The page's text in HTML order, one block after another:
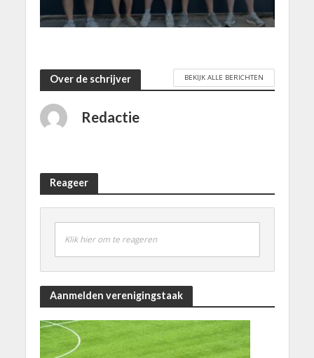
Over de schrijver BEKIJK ALLE BERICHTEN
Redactie
Reageer
Klik hier om te reageren
Aanmelden verenigingstaak